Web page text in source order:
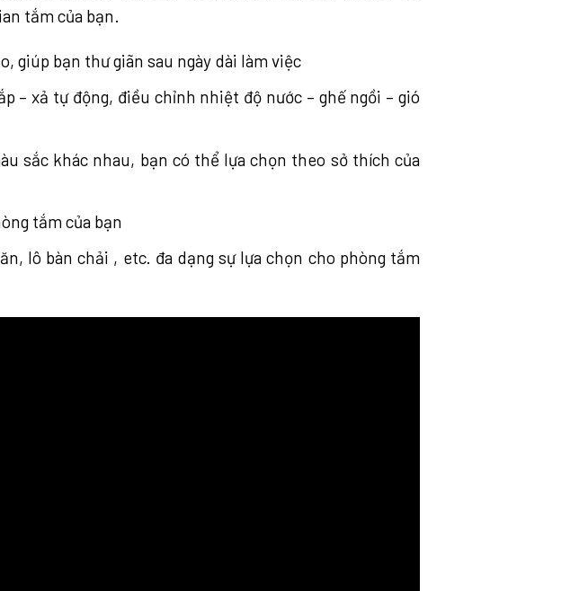
tắm của bạn.
giúp bạn thư giãn sau ngày dài làm việc
– xả tự động, điều chỉnh nhiệt độ nước – ghế ngồi – gió
sắc khác nhau, bạn có thể lựa chọn theo sở thích của
tắm của bạn
lô bàn chải , etc. đa dạng sự lựa chọn cho phòng tắm